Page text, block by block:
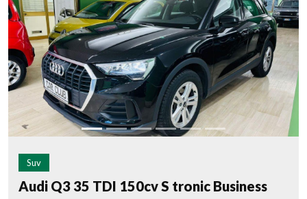
Suv
Audi Q3 35 TDI 150cv S tronic Business